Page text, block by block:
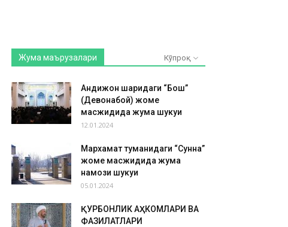
Жума маърузалари Кўпроқ
Андижон шаҳридаги “Бош”
(Девонабой) жоме
масжидида жума шукуҳи
12.01.2024
Мархамат туманидаги “Сунна”
жоме масжидида жума
намози шукуҳи
05.01.2024
ҚУРБОНЛИК АҲКОМЛАРИ ВА
ФАЗИЛАТЛАРИ